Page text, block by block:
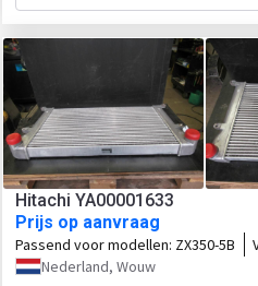
Hitachi YA00001633
Prijs op aanvraag
Passend voor modellen: ZX350-5B
Nederland, Wouw